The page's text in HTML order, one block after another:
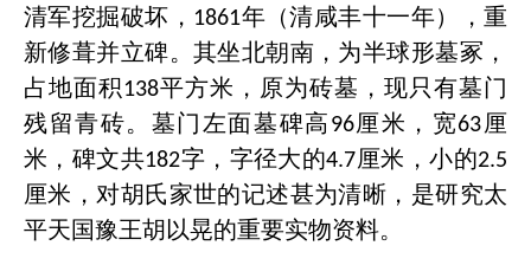
清军挖掘破坏， 1861年（清咸丰十一年），重
新修葺并立碑。其坐北朝南，为半球形墓冢，
占地面积 138平方米，原为砖墓，现只有墓门
残留青砖。墓门左面墓碑高 96厘米，宽63厘
米，碑文共182字，字径大的4.7厘米，小的2.5
厘米，对胡氏家世的记述甚为清晰，是研究太
平天国豫王胡以晃的重要实物资料。